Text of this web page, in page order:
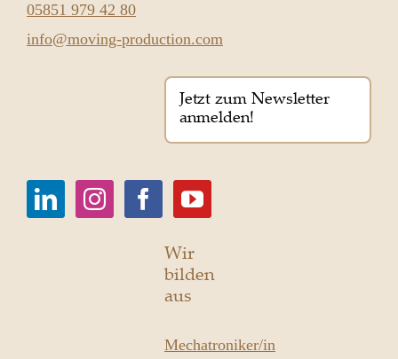
05851 979 42 80
info@moving-production.com
Jetzt zum Newsletter
anmelden!
Wir
bilden
aus
Mechatroniker/in